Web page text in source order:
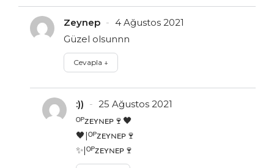
Zeynep
4 Ağustos 2021
Güzel olsunnn
Cevapla ↓
:))
25 Ağustos 2021
ᴼᴾᴢᴇʏɴᴇᴘ🍷🖤
🖤|ᴼᴾᴢᴇʏɴᴇᴘ🍷
✨|ᴼᴾᴢᴇʏɴᴇᴘ🍷